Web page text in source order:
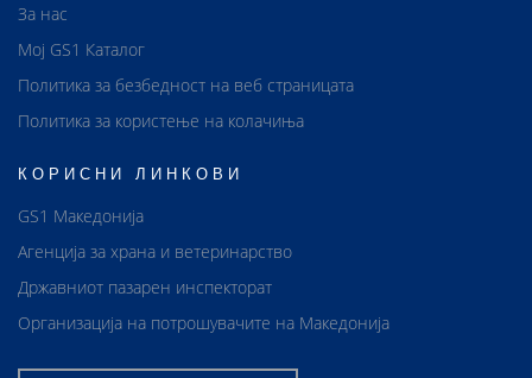
За нас
Мој GS1 Каталог
Политика за безбедност на веб страницата
Политика за користење на колачиња
КОРИСНИ ЛИНКОВИ
GS1 Македонија
Агенција за храна и ветеринарство
Државниот пазарен инспекторат
Организација на потрошувачите на Македонија